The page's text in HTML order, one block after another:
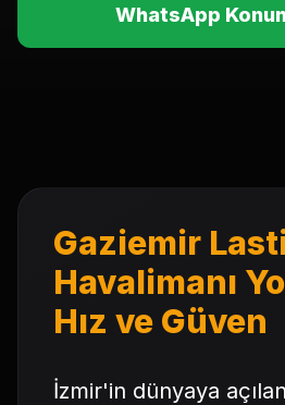
WhatsApp
Gaziemir
Havalimanı
Hız ve Güven
İzmir'in dünyaya